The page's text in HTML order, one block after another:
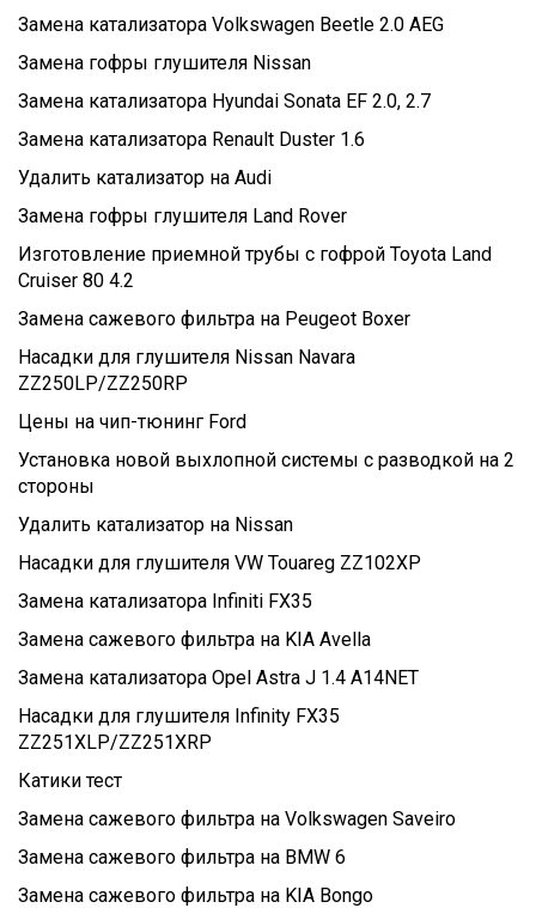
Замена катализатора Volkswagen Beetle 2.0 AEG
Замена гофры глушителя Nissan
Замена катализатора Hyundai Sonata EF 2.0, 2.7
Замена катализатора Renault Duster 1.6
Удалить катализатор на Audi
Замена гофры глушителя Land Rover
Изготовление приемной трубы с гофрой Toyota Land
Cruiser 80 4.2
Замена сажевого фильтра на Peugeot Boxer
Насадки для глушителя Nissan Navara
ZZ250LP/ZZ250RP
Цены на чип-тюнинг Ford
Установка новой выхлопной системы с разводкой на 2
стороны
Удалить катализатор на Nissan
Насадки для глушителя VW Touareg ZZ102XP
Замена катализатора Infiniti FX35
Замена сажевого фильтра на KIA Avella
Замена катализатора Opel Astra J 1.4 A14NET
Насадки для глушителя Infinity FX35
ZZ251XLP/ZZ251XRP
Катики тест
Замена сажевого фильтра на Volkswagen Saveiro
Замена сажевого фильтра на BMW 6
Замена сажевого фильтра на KIA Bongo